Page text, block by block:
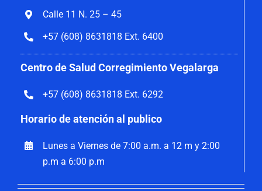
Calle 11 N. 25 – 45
+57 (608) 8631818 Ext. 6400
Centro de Salud Corregimiento Vegalarga
+57 (608) 8631818 Ext. 6292
Horario de atención al publico
Lunes a Viernes de 7:00 a.m. a 12 m y 2:00
p.m a 6:00 p.m